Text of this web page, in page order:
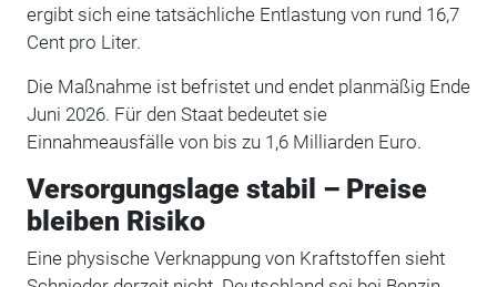
ergibt sich eine tatsächliche Entlastung von rund 16,7
Cent pro Liter.
Die Maßnahme ist befristet und endet planmäßig Ende
Juni 2026. Für den Staat bedeutet sie
Einnahmeausfälle von bis zu 1,6 Milliarden Euro.
Versorgungslage stabil – Preise
bleiben Risiko
Eine physische Verknappung von Kraftstoffen sieht